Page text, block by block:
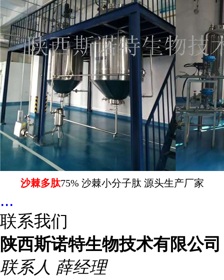
沙棘多肽75% 沙棘小分子肽 源头生产厂家
...
联系我们
陕西斯诺特生物技术有限公司
联系人 薛经理